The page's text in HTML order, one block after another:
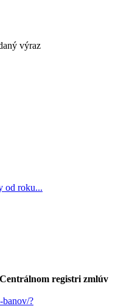
výraz
od roku...
registri zmlúv
banov/?